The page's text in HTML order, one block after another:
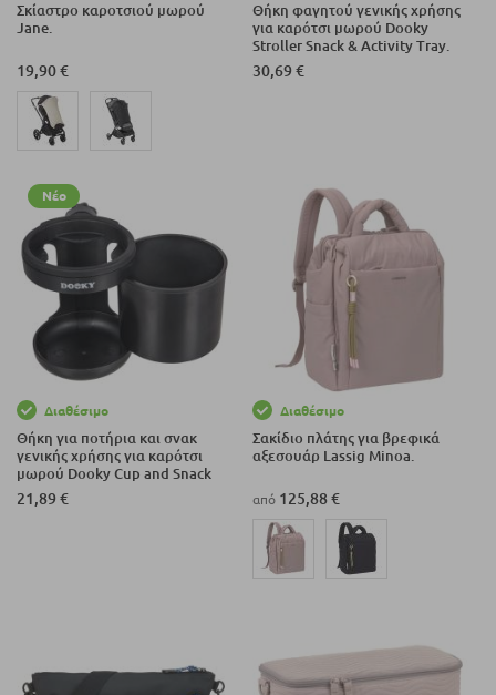
Σκίαστρο καροτσιού μωρού
Jane.
19,90 €
Θήκη φαγητού γενικής χρήσης
για καρότσι μωρού Dooky
Stroller Snack & Activity Tray.
30,69 €
Νέο
Διαθέσιμο
Θήκη για ποτήρια και σνακ
γενικής χρήσης για καρότσι
μωρού Dooky Cup and Snack
Holder.
21,89 €
Διαθέσιμο
Σακίδιο πλάτης για βρεφικά
αξεσουάρ Lassig Minoa.
από 125,88 €